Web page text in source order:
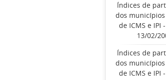
Índices de
dos municípios
de ICMS e IPI
13/02/
Índices de
dos municípios
de ICMS e IPI